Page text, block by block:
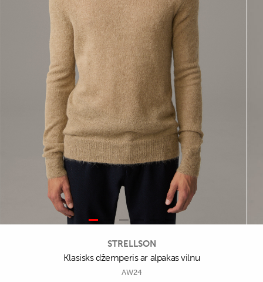
STRELLSON
Klasisks džemperis ar alpakas vilnu
AW24